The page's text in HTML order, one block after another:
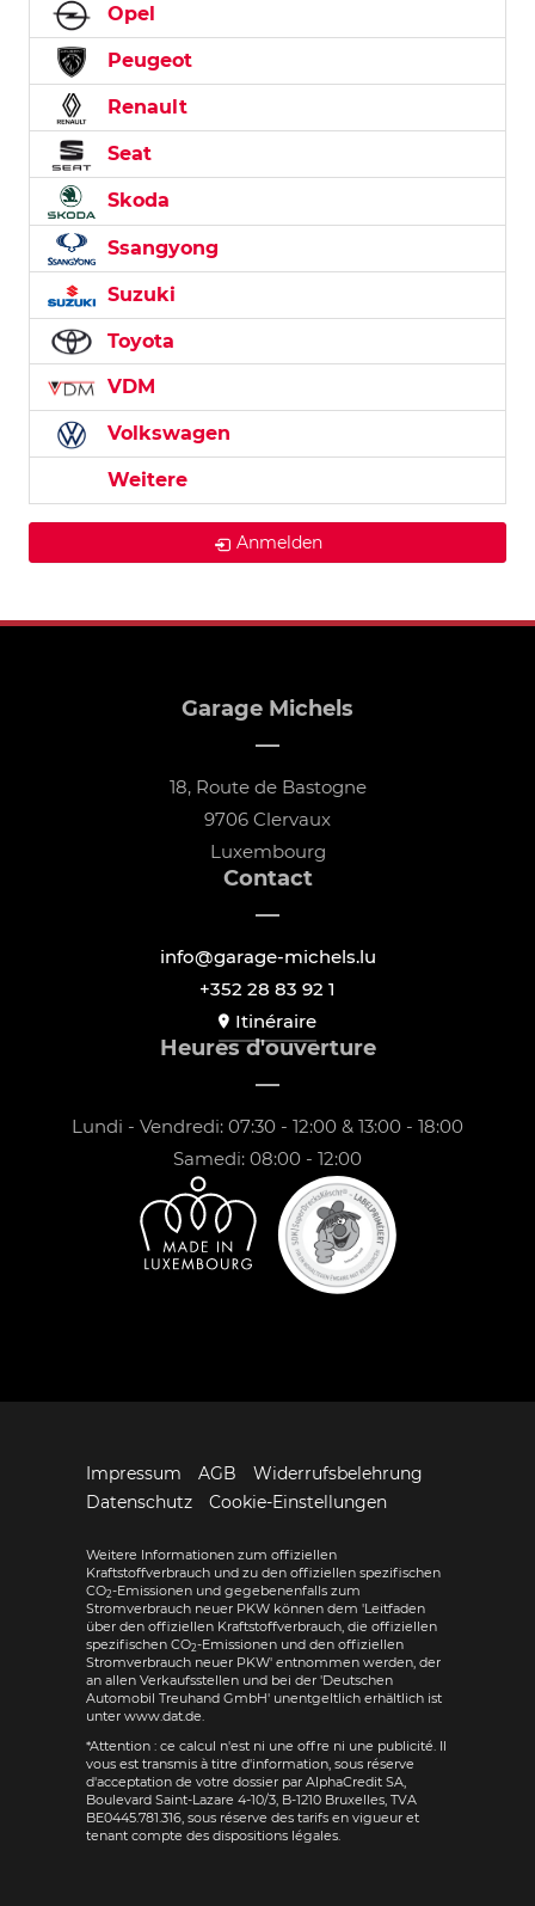
Opel
Peugeot
Renault
Seat
Skoda
Ssangyong
Suzuki
Toyota
VDM
Volkswagen
Weitere
Anmelden
Garage Michels
18, Route de Bastogne
9706 Clervaux
Luxembourg
Contact
info@garage-michels.lu
+352 28 83 92 1
Itinéraire
Heures d'ouverture
Lundi - Vendredi: 07:30 - 12:00 & 13:00 - 18:00
Samedi: 08:00 - 12:00
Impressum AGB
Widerrufsbelehrung
Datenschutz
Cookie-Einstellungen
Weitere Informationen zum offiziellen
Kraftstoffverbrauch und zu den offiziellen spezifischen
CO2-Emissionen und gegebenenfalls zum
Stromverbrauch neuer PKW können dem 'Leitfaden
über den offiziellen Kraftstoffverbrauch, die offiziellen
spezifischen CO2-Emissionen und den offiziellen
Stromverbrauch neuer PKW' entnommen werden, der
an allen Verkaufsstellen und bei der 'Deutschen
Automobil Treuhand GmbH' unentgeltlich erhältlich ist
unter www.dat.de.
*Attention : ce calcul n'est ni une offre ni une publicité. Il
vous est transmis à titre d'information, sous réserve
d'acceptation de votre dossier par AlphaCredit SA,
Boulevard Saint-Lazare 4-10/3, B-1210 Bruxelles, TVA
BE0445.781.316, sous réserve des tarifs en vigueur et
tenant compte des dispositions légales.